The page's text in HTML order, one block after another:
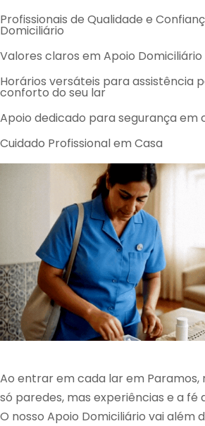
Ao entrar em cada lar em
só paredes, mas experiências e a fé
O nosso Apoio Domiciliário vai além
Profissionais de Qualidade e
Domiciliário
Valores claros em Apoio Domiciliário
Horários versáteis para assistência
conforto do seu lar
Apoio dedicado para segurança em
Cuidado Profissional em Casa